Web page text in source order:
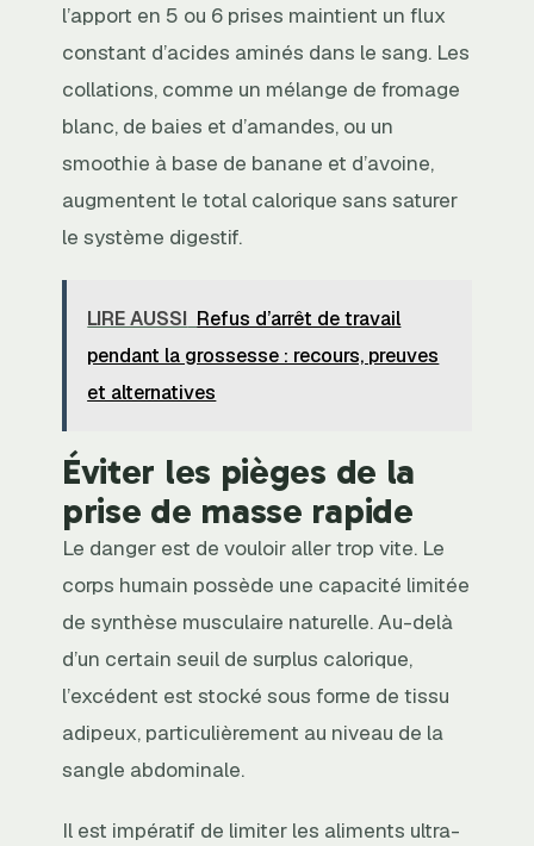
l’apport en 5 ou 6 prises maintient un flux
constant d’acides aminés dans le sang. Les
collations, comme un mélange de fromage
blanc, de baies et d’amandes, ou un
smoothie à base de banane et d’avoine,
augmentent le total calorique sans saturer
le système digestif.
LIRE AUSSI Refus d’arrêt de travail
pendant la grossesse : recours, preuves
et alternatives
Éviter les pièges de la
prise de masse rapide
Le danger est de vouloir aller trop vite. Le
corps humain possède une capacité limitée
de synthèse musculaire naturelle. Au-delà
d’un certain seuil de surplus calorique,
l’excédent est stocké sous forme de tissu
adipeux, particulièrement au niveau de la
sangle abdominale.
Il est impératif de limiter les aliments ultra-